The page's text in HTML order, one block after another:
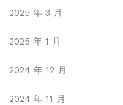
2025 年 3 月
2025 年 1 月
2024 年 12 月
2024 年 11 月